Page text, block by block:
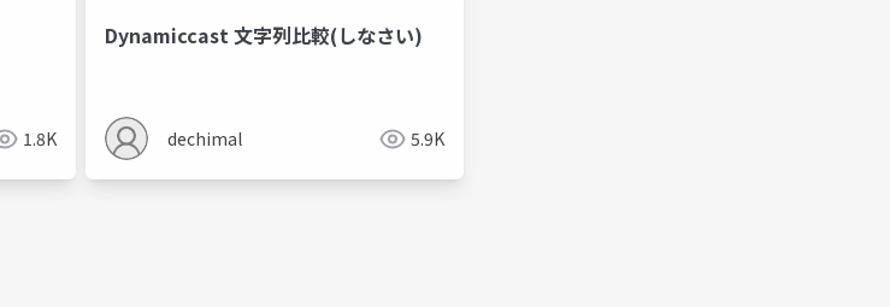
1.8K
Dynamiccast 文字列比較(しなさい)
dechimal 5.9K